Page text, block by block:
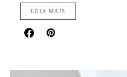
LEIA MAIS